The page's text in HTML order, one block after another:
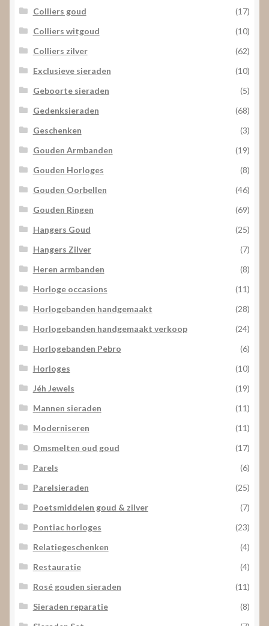
Colliers goud
(17)
Colliers witgoud
(10)
Colliers zilver
(62)
Exclusieve sieraden
(10)
Geboorte sieraden
(5)
Gedenksieraden
(68)
Geschenken
(3)
Gouden Armbanden
(19)
Gouden Horloges
(8)
Gouden Oorbellen
(46)
Gouden Ringen
(69)
Hangers Goud
(25)
Hangers Zilver
(7)
Heren armbanden
(8)
Horloge occasions
(11)
Horlogebanden handgemaakt
(28)
Horlogebanden handgemaakt verkoop
(24)
Horlogebanden Pebro
(6)
Horloges
(10)
Jéh Jewels
(19)
Mannen sieraden
(11)
Moderniseren
(11)
Omsmelten oud goud
(17)
Parels
(6)
Parelsieraden
(25)
Poetsmiddelen goud & zilver
(7)
Pontiac horloges
(23)
Relatiegeschenken
(4)
Restauratie
(4)
Rosé gouden sieraden
(11)
Sieraden reparatie
(8)